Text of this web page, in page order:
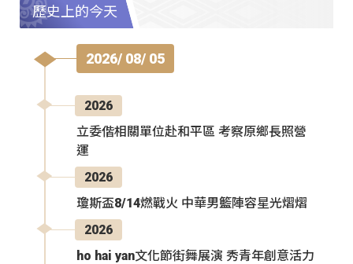
歷史上的今天
2026/ 08/ 05
2026
立委偕相關單位赴和平區 考察原鄉長照營
運
2026
瓊斯盃8/14燃戰火 中華男籃陣容星光熠熠
2026
ho hai yan文化節街舞展演 秀青年創意活力